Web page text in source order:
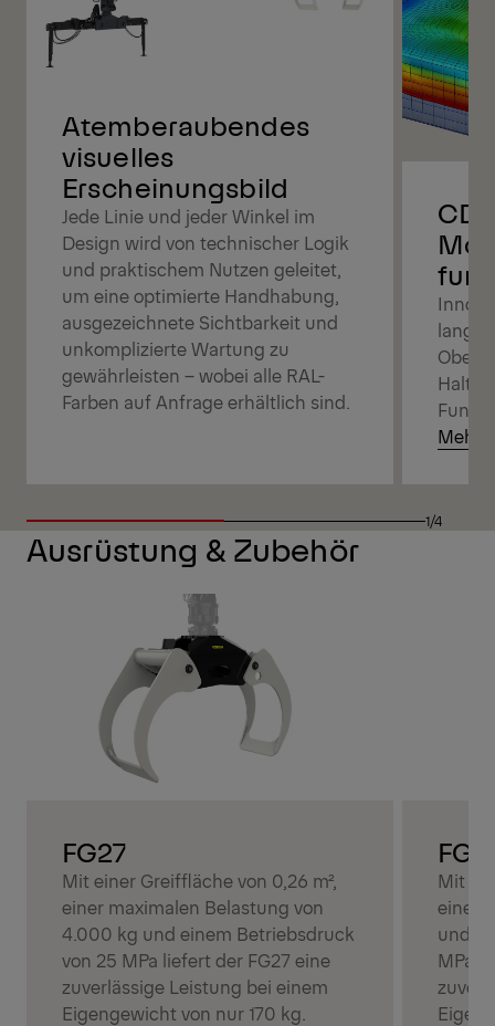
Atemberaubendes
visuelles
Erscheinungsbild
Jede Linie und jeder Winkel im
Design wird von technischer Logik
und praktischem Nutzen geleitet,
um eine optimierte Handhabung,
ausgezeichnete Sichtbarkeit und
unkomplizierte Wartung zu
gewährleisten – wobei alle RAL-
Farben auf Anfrage erhältlich sind.
Mehr
1/4
Ausrüstung & Zubehör
FG27
Mit einer Greiffläche von 0,26 m²,
einer maximalen Belastung von
4.000 kg und einem Betriebsdruck
von 25 MPa liefert der FG27 eine
zuverlässige Leistung bei einem
Eigengewicht von nur 170 kg.
Mit
einer
und
MPa